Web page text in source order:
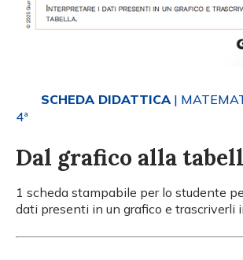
SCHEDA DIDATTICA |
4ª
Dal grafico alla
1 scheda stampabile per lo studente
dati presenti in un grafico e trascriverli